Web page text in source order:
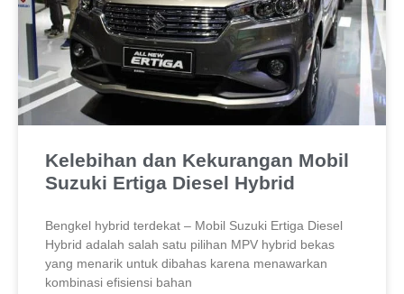
Kelebihan dan Kekurangan Mobil
Suzuki Ertiga Diesel Hybrid
Bengkel hybrid terdekat – Mobil Suzuki Ertiga Diesel
Hybrid adalah salah satu pilihan MPV hybrid bekas
yang menarik untuk dibahas karena menawarkan
kombinasi efisiensi bahan